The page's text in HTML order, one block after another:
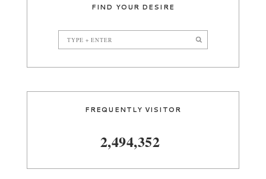
FIND YOUR DESIRE
FREQUENTLY VISITOR
2,494,352